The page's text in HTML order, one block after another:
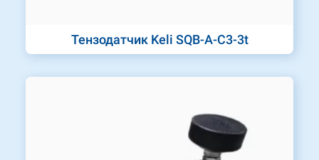
Тензодатчик Keli SQB-A-C3-3t